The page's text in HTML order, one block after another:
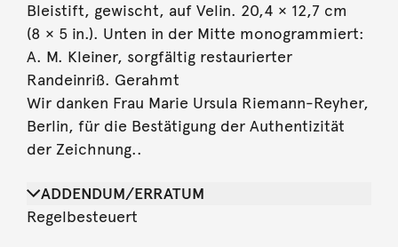
Bleistift, gewischt, auf Velin. 20,4 × 12,7 cm
(8 × 5 in.). Unten in der Mitte monogrammiert:
A. M. Kleiner, sorgfältig restaurierter
Randeinriß. Gerahmt
Wir danken Frau Marie Ursula Riemann-Reyher,
Berlin, für die Bestätigung der Authentizität
der Zeichnung..
ADDENDUM/ERRATUM
Regelbesteuert